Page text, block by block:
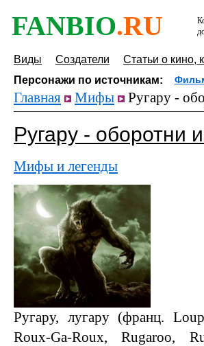
FANBIO.RU
Виды Создатели
Статьи о кино,
Персонажи по источникам:
Главная Мифы Ругару -
Ругару - оборотни
Мифы и легенды
Ругару, лугару (франц.
Roux-Ga-Roux, Rugaroo,